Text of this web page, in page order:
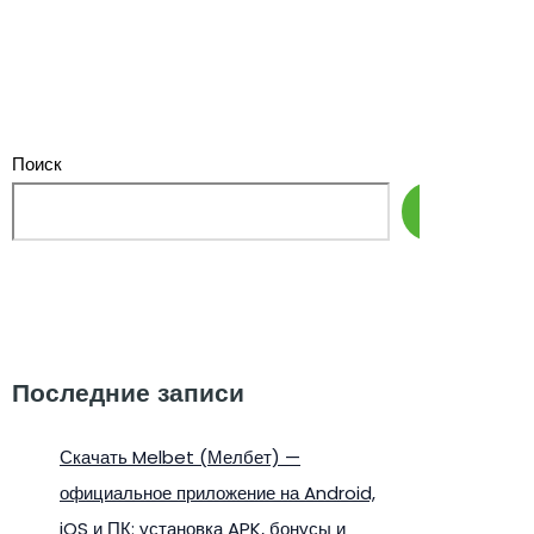
Поиск
Последние записи
Скачать Melbet (Мелбет) —
официальное приложение на Android,
iOS и ПК: установка APK, бонусы и